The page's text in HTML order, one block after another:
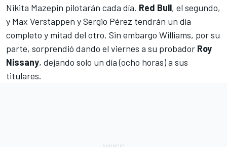
Nikita Mazepin pilotarán cada día. Red Bull, el segundo,
y Max Verstappen ySergio Pérez tendrán un día
completo y mitad del otro. Sin embargo Williams, por su
parte, sorprendió dando el viernes a su probador Roy
Nissany, dejando solo un día (ocho horas) a sus
titulares.